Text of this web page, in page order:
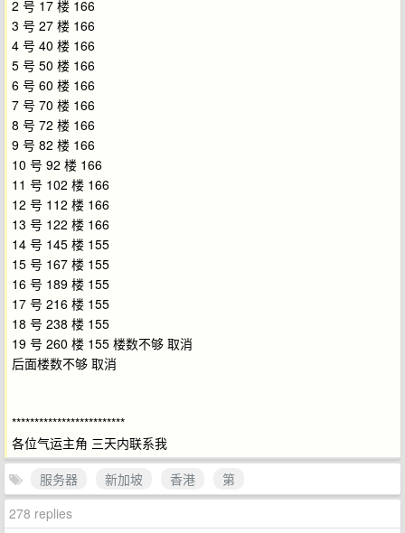
2 号 17 楼 166
3 号 27 楼 166
4 号 40 楼 166
5 号 50 楼 166
6 号 60 楼 166
7 号 70 楼 166
8 号 72 楼 166
9 号 82 楼 166
10 号 92 楼 166
11 号 102 楼 166
12 号 112 楼 166
13 号 122 楼 166
14 号 145 楼 155
15 号 167 楼 155
16 号 189 楼 155
17 号 216 楼 155
18 号 238 楼 155
19 号 260 楼 155 楼数不够 取消
后面楼数不够 取消
*************************
各位气运主角 三天内联系我
服务器
新加坡 香港
第
278 replies